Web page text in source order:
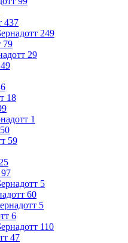
437
249
79
29
49
18
1
50
59
25
97
5
60
5
6
110
47